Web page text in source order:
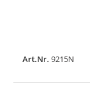
Art.Nr. 9215N